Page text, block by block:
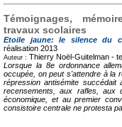
Témoignages,
travaux scolaires
Etoile jaune: le silence du
réalisation 2013
Auteur : Thierry Noël-Guitelman -
Lorsque la 8e ordonnance
occupée, on peut s'attendre à la
répression antisémite
recensements, aux rafles, aux
économique, et au premier
consistoire centrale ne protesta